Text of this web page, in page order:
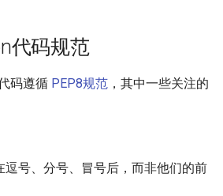
关键信息提取
模型微调
动手学OCR
Enhanced CTC Loss
PaddleOCR模型推理参数
关键信息提取
FCENet
DRRG
SRN
NRTR
SEED
合同比对
明
明
仓库
代码规范
码遵循 PEP8规范 ，其中一些关注的
逗号、分号、冒号后，而非他们的前